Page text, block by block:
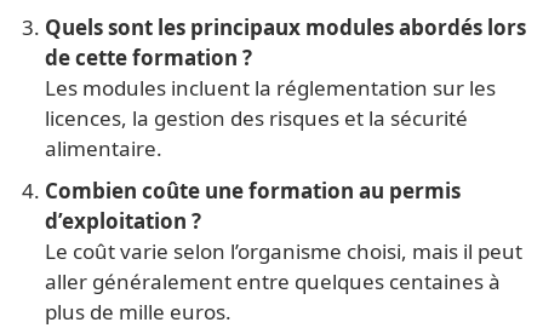
Quels sont les principaux modules abordés lors
de cette formation ?
Les modules incluent la réglementation sur les
licences, la gestion des risques et la sécurité
alimentaire.
Combien coûte une formation au permis
d’exploitation ?
Le coût varie selon l’organisme choisi, mais il peut
aller généralement entre quelques centaines à
plus de mille euros.